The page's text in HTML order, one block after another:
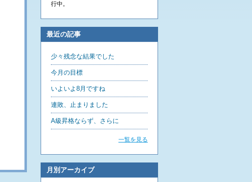
行中。
最近の記事
少々残念な結果でした
今月の目標
いよいよ8月ですね
連敗、止まりました
A級昇格ならず、さらに
一覧を見る
月別アーカイブ